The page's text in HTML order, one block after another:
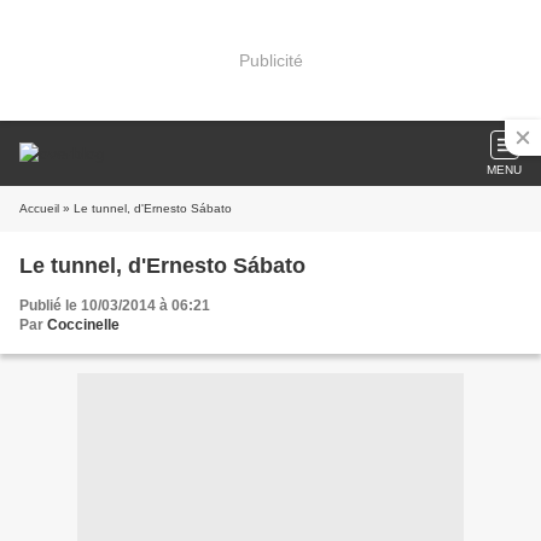
Publicité
MENU
Accueil » Le tunnel, d'Ernesto Sábato
Le tunnel, d'Ernesto Sábato
Publié le 10/03/2014 à 06:21
Par Coccinelle